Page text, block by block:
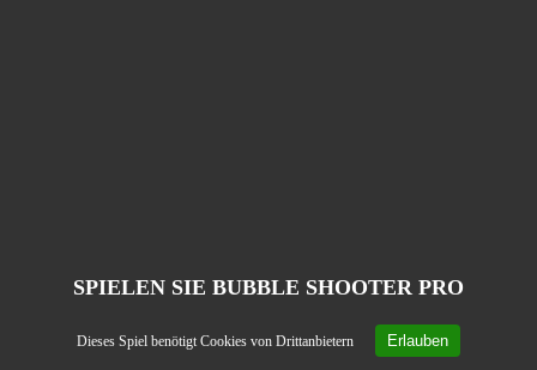
SPIELEN SIE BUBBLE SHOOTER PRO
Dieses Spiel benötigt Cookies von Drittanbietern Erlauben